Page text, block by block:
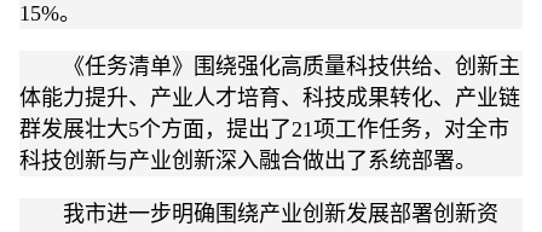
15%。
《任务清单》围绕强化高质量科技供给、创新主
体能力提升、产业人才培育、科技成果转化、产业链
群发展壮大5个方面，提出了21项工作任务，对全市
科技创新与产业创新深入融合做出了系统部署。
我市进一步明确围绕产业创新发展部署创新资